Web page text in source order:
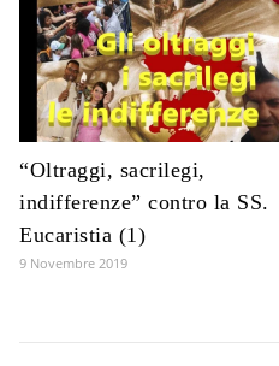
“Oltraggi, sacrilegi,
indifferenze” contro la SS.
Eucaristia (1)
9 Novembre 2019